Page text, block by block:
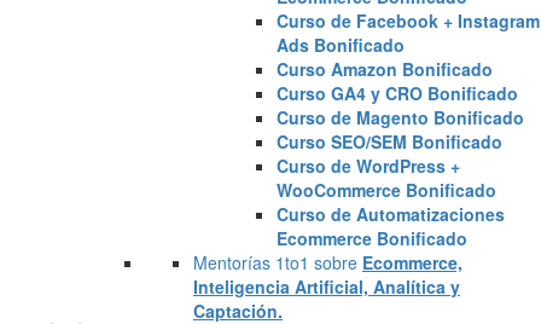
Curso de Facebook + Instagram
Ads Bonificado
Curso Amazon Bonificado
Curso GA4 y CRO Bonificado
Curso de Magento Bonificado
Curso SEO/SEM Bonificado
Curso de WordPress +
WooCommerce Bonificado
Curso de Automatizaciones
Ecommerce Bonificado
Mentorías 1to1 sobre Ecommerce,
Inteligencia Artificial, Analítica y
Captación.